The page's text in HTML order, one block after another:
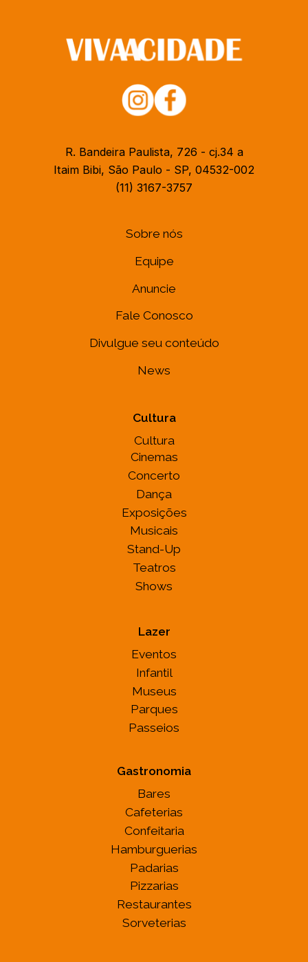
R. Bandeira Paulista, 726 - cj.34 a
Itaim Bibi, São Paulo - SP, 04532-002
(11) 3167-3757
Sobre nós
Equipe
Anuncie
Fale Conosco
Divulgue seu conteúdo
News
Cultura
Cultura
Cinemas
Concerto
Dança
Exposições
Musicais
Stand-Up
Teatros
Shows
Lazer
Eventos
Infantil
Museus
Parques
Passeios
Gastronomia
Bares
Cafeterias
Confeitaria
Hamburguerias
Padarias
Pizzarias
Restaurantes
Sorveterias